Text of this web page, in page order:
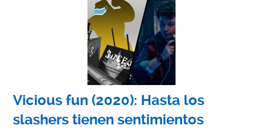
Vicious fun (2020): Hasta los
slashers tienen sentimientos